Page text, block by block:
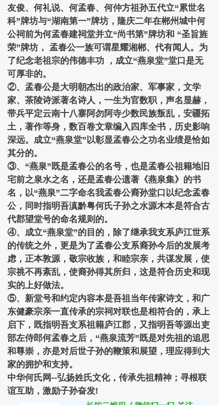
友俊、何礼说、何孟春、何仲方祖孙五代立“累世名
科”牌坊与“湖南第一”牌坊，隆庆二年在郴州城中何
公祠前为何孟春建祠堂并立“尚书第”牌坊和 “圣旨旌
荣”牌坊， 孟春公一族可谓星耀湘郴、代有闻人。为
了纪念老祖宗的伟德丰功 ，成立“燕泉堂”堂口是无
可厚非的。
②、孟春公是大明朝杰出的政治家、军事家，文学
家、茶陵诗派著名诗人，一生为官数职，声名显赫，
带兵平定云南十八寨阿勿阿寺少数民族叛乱，安疆拓
土，著作等身，数百卷文章编入四库全书，历史影响
深远。成立“燕泉堂”以彰显孟春公之功名业绩是恰如
其分的。
③、“燕泉”既是孟春公的名号，也是孟春公祖籍地旧
宅前之泉水之名，还是孟春公遗著《燕泉集》的书
名，以“燕泉”二字命名我孟春公裔孙堂口以纪念孟春
公，同时指明吾滇黔粤何氏子孙之水源木本是符合古
代郡望堂号的命名规则的。
④、成立“燕泉堂”的目的，除了继承我支系庐江世系
的传统之外，更是为了孟春公支系裔孙今后的发展考
虑，正本敦源，敬宗收族，和睦宗亲，共谋发展，使
宗祧不再紊乱，使裔孙得其所归，这是符合历史和现
实的上好做法。
⑤、新堂号和约定内容本是吾祖当年传家诗文，和广
东健豪宗亲一直传承的宗祠对联也是相符合的，承上
启下，既指明吾支系祖籍庐江郡，又指明吾等源出吏
部左侍郎何孟春之后，“燕泉流芳”既是对先祖的追思
和尊崇，亦是对后世子孙的鞭策和展望，理应得到大
家的拥护和支持。
中华何氏网--弘扬姓氏文化，传承先祖精神；寻根联
谊互助，激励子孙奋发!